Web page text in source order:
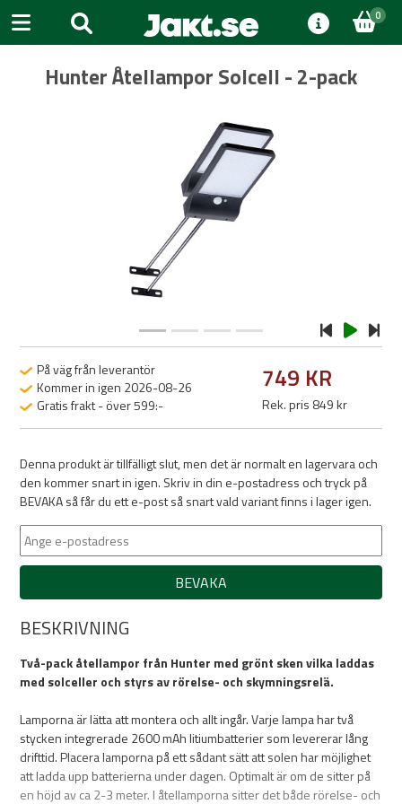
0
Hunter Åtellampor Solcell - 2-pack
På väg från leverantör
Kommer in igen 2026-08-26
Gratis frakt - över 599:-
749 KR
Rek. pris 849 kr
Denna produkt är tillfälligt slut, men det är normalt en lagervara och
den kommer snart in igen. Skriv in din e-postadress och tryck på
BEVAKA så får du ett e-post så snart vald variant finns i lager igen.
BEVAKA
BESKRIVNING
Två-pack åtellampor från Hunter med grönt sken vilka laddas
med solceller och styrs av rörelse- och skymningsrelä.
Lamporna är lätta att montera och allt ingår. Varje lampa har två
stycken integrerade 2600 mAh litiumbatterier som levererar lång
drifttid. Placera lamporna på ett sådant sätt att solen har möjlighet
att ladda upp batterierna under dagen. Optimalt är om de sitter på
en höjd av ca 2-3 meter. I åtellamporna sitter det både rörelse- och